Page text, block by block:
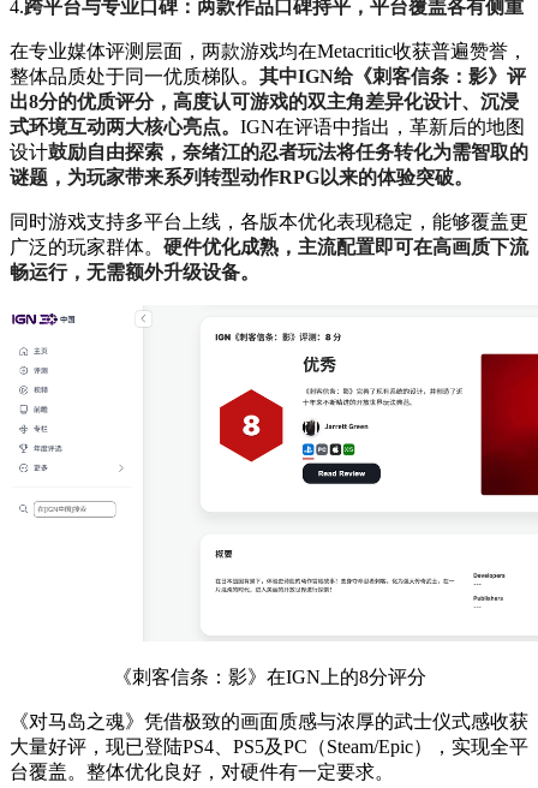
4.跨平台与专业口碑：两款作品口碑持平，平台覆盖各有侧重
在专业媒体评测层面，两款游戏均在Metacritic收获普遍赞誉，
整体品质处于同一优质梯队。 其中IGN给《刺客信条：影》评
出8分的优质评分，高度认可游戏的双主角差异化设计、沉浸
式环境互动两大核心亮点。 IGN在评语中指出，革新后的地图
设计鼓励自由探索，奈绪江的忍者玩法将任务转化为需智取的
谜题，为玩家带来系列转型动作RPG以来的体验突破。
同时游戏支持多平台上线，各版本优化表现稳定，能够覆盖更
广泛的玩家群体。 硬件优化成熟，主流配置即可在高画质下流
畅运行，无需额外升级设备。
《刺客信条：影》在IGN上的8分评分
《对马岛之魂》凭借极致的画面质感与浓厚的武士仪式感收获
大量好评，现已登陆PS4、PS5及PC（Steam/Epic），实现全平
台覆盖。整体优化良好，对硬件有一定要求。